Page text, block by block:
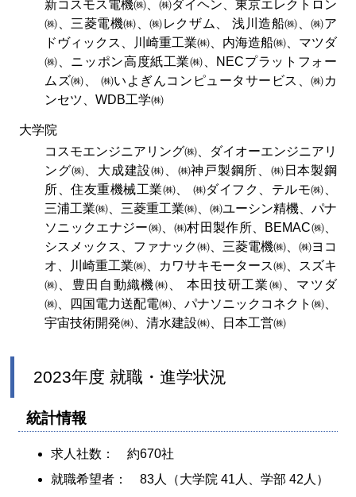
新コスモス電機㈱、㈱ダイヘン、東京エレクトロン
㈱、三菱電機㈱、㈱レクザム、 浅川造船㈱、㈱ア
ドヴィックス、川崎重工業㈱、内海造船㈱、マツダ
㈱、ニッポン高度紙工業㈱、NECプラットフォー
ムズ㈱、 ㈱いよぎんコンピュータサービス、㈱カ
ンセツ、WDB工学㈱
大学院
コスモエンジニアリング㈱、ダイオーエンジニアリ
ング㈱、大成建設㈱、㈱神戸製鋼所、㈱日本製鋼
所、住友重機械工業㈱、 ㈱ダイフク、テルモ㈱、
三浦工業㈱、三菱重工業㈱、㈱ユーシン精機、パナ
ソニックエナジー㈱、㈱村田製作所、BEMAC㈱、
シスメックス、ファナック㈱、三菱電機㈱、㈱ヨコ
オ、川崎重工業㈱、カワサキモータース㈱、スズキ
㈱、豊田自動織機㈱、 本田技研工業㈱、マツダ
㈱、四国電力送配電㈱、パナソニックコネクト㈱、
宇宙技術開発㈱、清水建設㈱、日本工営㈱
2023年度 就職・進学状況
統計情報
求人社数： 約670社
就職希望者： 83人（大学院 41人、学部 42人）